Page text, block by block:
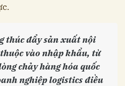
thúc đẩy sản xuất nội
vào nhập khẩu, từ
chảy hàng hóa quốc
nghiệp logistics điều